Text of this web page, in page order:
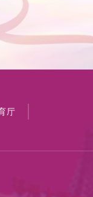
厅